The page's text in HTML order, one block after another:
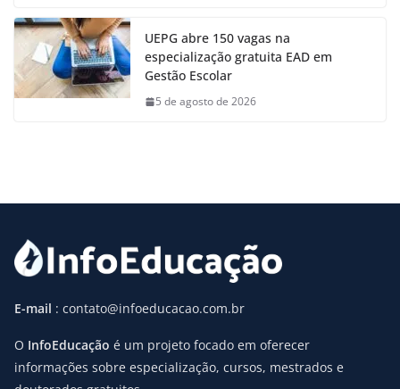
UEPG abre 150 vagas na
especialização gratuita EAD em
Gestão Escolar
5 de agosto de 2026
E-mail : contato@infoeducacao.com.br
O InfoEducação é um projeto focado em oferecer
informações sobre especialização, cursos, mestrados e